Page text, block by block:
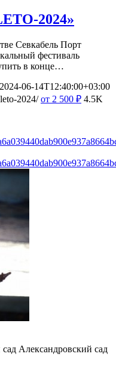
2024»
Севкабель Порт
фестиваль
в конце…
2024-06-14T12:40:00+03:00
2024/ от 2 500 ₽ 4.5K
Александровский сад